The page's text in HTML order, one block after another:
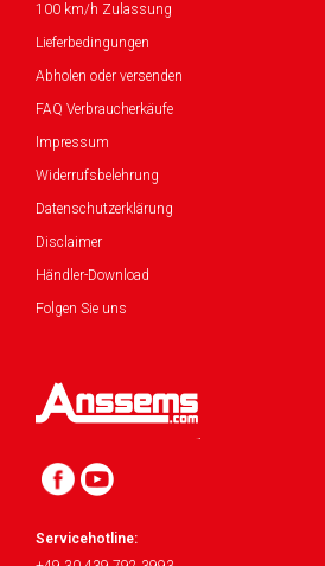
100 km/h Zulassung
Lieferbedingungen
Abholen oder versenden
FAQ Verbraucherkäufe
Impressum
Widerrufsbelehrung
Datenschutzerklärung
Disclaimer
Händler-Download
Folgen Sie uns
Servicehotline: